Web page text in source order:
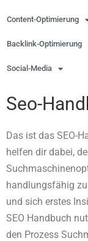
Content-Optimierung
Backlink-Optimierung
Social-Media
Seo-
Das ist das SEO-
helfen dir dabei,
handlungsfähig
und sich erstes
SEO Handbuch
den Prozess